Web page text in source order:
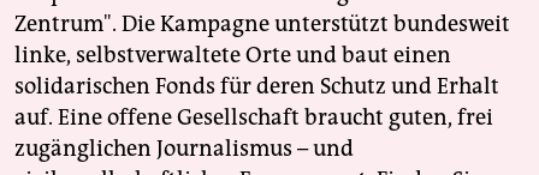
Zentrum". Die Kampagne unterstützt bundesweit
linke, selbstverwaltete Orte und baut einen
solidarischen Fonds für deren Schutz und Erhalt
auf. Eine offene Gesellschaft braucht guten, frei
zugänglichen Journalismus – und